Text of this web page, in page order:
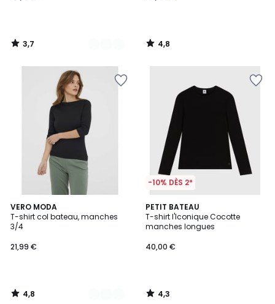
3,7
/
4,8
/
VERO MODA
T-shirt col bateau, manches
3/4
21,99 €
4,8
/ 5
2
Couleurs
4,8
/
-10% DÈS 2*
PETIT BATEAU
T-shirt l'Iconique Cocotte
manches longues
40,00 €
4,3
/ 5
4,3
/